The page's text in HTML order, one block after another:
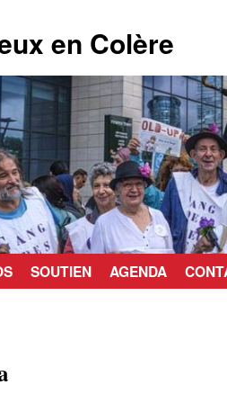
en Colère
SOUTIEN AGENDA